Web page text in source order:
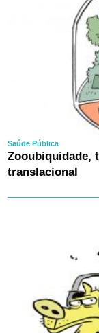
Saúde Pública
Zooubiquidade,
translacional